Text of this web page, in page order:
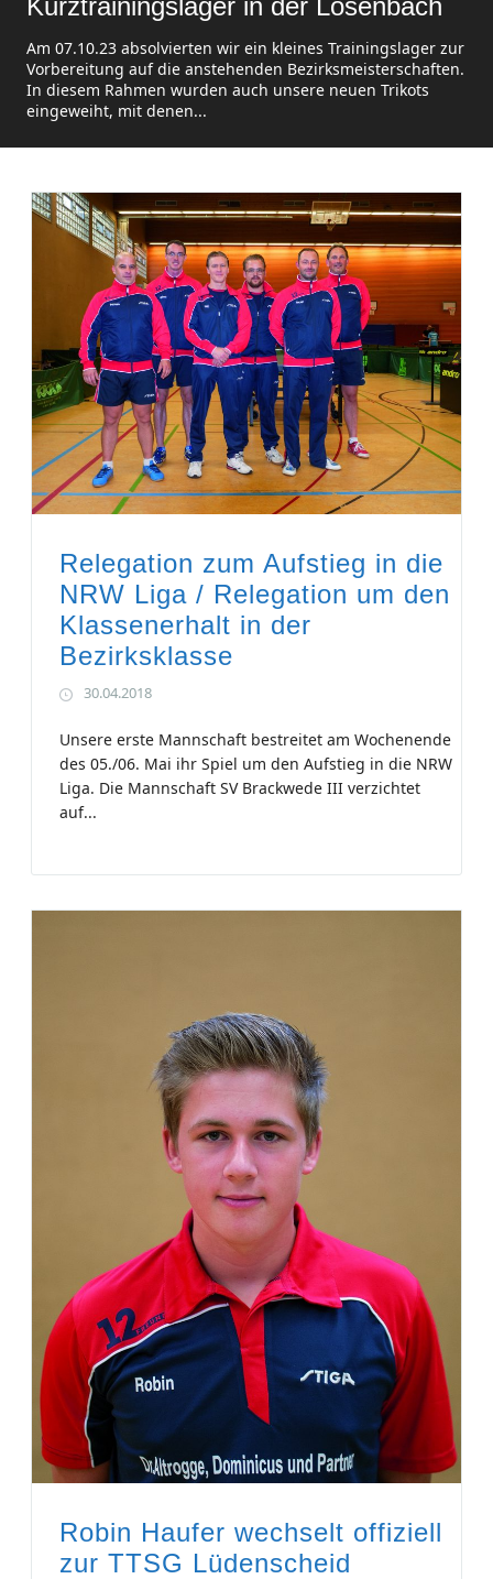
Kurztrainingslager in der Lösenbach
Am 07.10.23 absolvierten wir ein kleines Trainingslager zur
Vorbereitung auf die anstehenden Bezirksmeisterschaften.
In diesem Rahmen wurden auch unsere neuen Trikots
eingeweiht, mit denen...
Relegation zum Aufstieg in die
NRW Liga / Relegation um den
Klassenerhalt in der
Bezirksklasse
30.04.2018
Unsere erste Mannschaft bestreitet am Wochenende
des 05./06. Mai ihr Spiel um den Aufstieg in die NRW
Liga. Die Mannschaft SV Brackwede III verzichtet
auf...
Robin Haufer wechselt offiziell
zur TTSG Lüdenscheid